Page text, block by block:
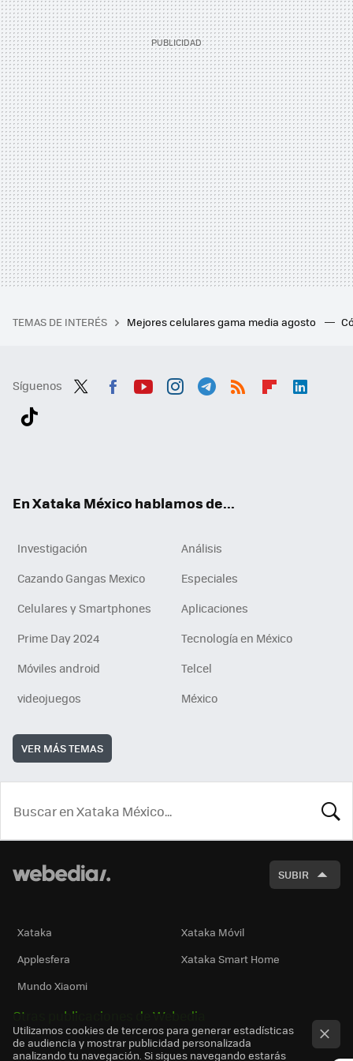
TEMAS DE INTERÉS Mejores celulares gama media agosto
Síguenos
En Xataka México hablamos de...
Investigación
Análisis
Cazando Gangas Mexico
Especiales
Celulares y Smartphones
Aplicaciones
Prime Day 2024
Tecnología en México
Móviles android
Telcel
videojuegos
México
VER MÁS TEMAS
SUBIR
Xataka
Xataka Móvil
Applesfera
Xataka Smart Home
Mundo Xiaomi
Otras publicaciones de Webedia
Utilizamos cookies de terceros para generar estadísticas
de audiencia y mostrar publicidad personalizada
analizando tu navegación. Si sigues navegando estarás